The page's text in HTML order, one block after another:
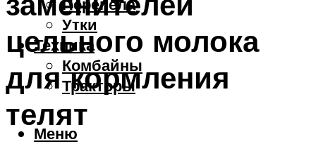
Перепела
Утки
Техника
Комбайны
Тракторы
Меню
цельного молока
для кормления
телят